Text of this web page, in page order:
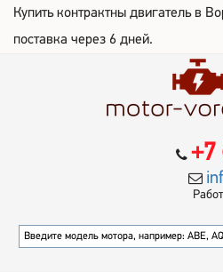
Купить контрактны двигатель в
поставка через 6 дней.
+7